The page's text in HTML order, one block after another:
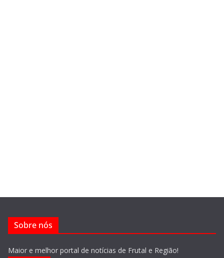
Sobre nós
Maior e melhor portal de notícias de Frutal e Região!